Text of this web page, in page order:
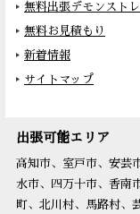
無料出張デモンスト
無料お見積もり
新着情報
サイトマップ
出張可能エリア
高知市、室戸市、安芸
水市、四万十市、香南
町、北川村、馬路村、